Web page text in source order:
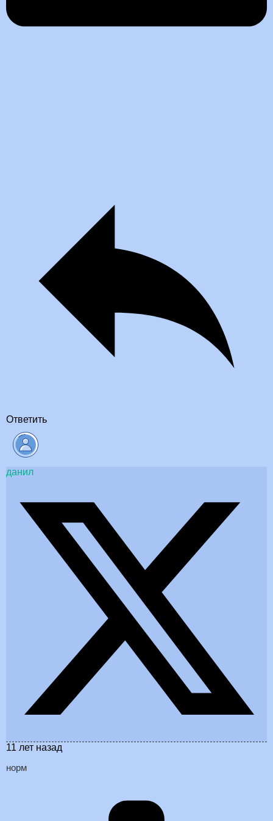
Ответить
данил
11 лет назад
норм